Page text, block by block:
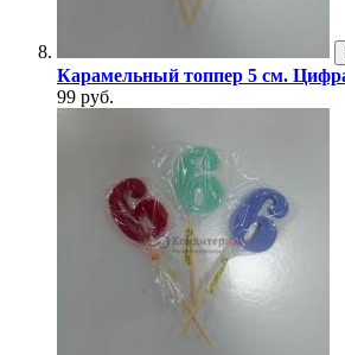
Карамельный топпер 5 см.
99 руб.